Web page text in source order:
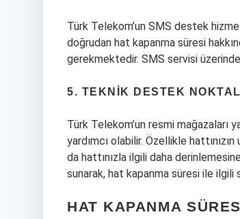
Türk Telekom’un SMS destek
doğrudan hat kapanma süresi
gerekmektedir. SMS servisi
5. TEKNIK DESTEK
Türk Telekom’un resmi mağazaları
yardımcı olabilir. Özellikle
da hattınızla ilgili daha
sunarak, hat kapanma süresi ile ilgili
HAT KAPANMA